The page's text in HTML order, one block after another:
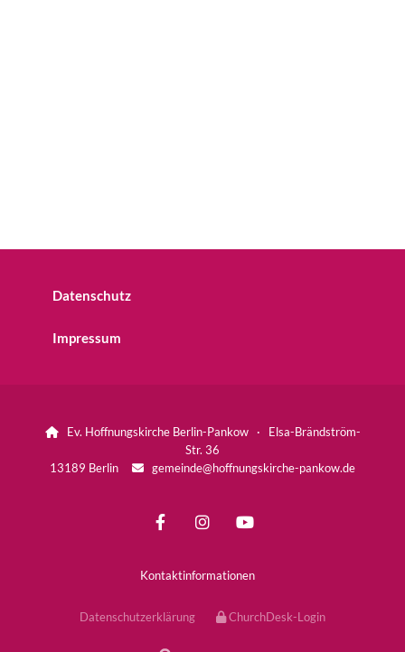
Datenschutz
Impressum
Ev. Hoffnungskirche Berlin-Pankow · Elsa-Brändström-
Str. 36
13189 Berlin
 gemeinde@hoffnungskirche-pankow.de
Kontaktinformationen
Datenschutzerklärung ChurchDesk-Login